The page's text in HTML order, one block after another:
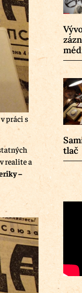
práci s
realite a
–
tlač